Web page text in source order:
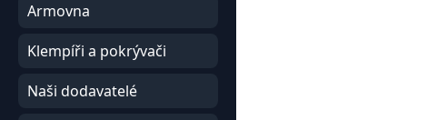
Armovna
Klempíři a pokrývači
Naši dodavatelé